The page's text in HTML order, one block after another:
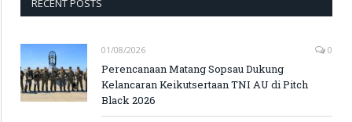
RECENT POSTS
01/08/2026 0
Perencanaan Matang Sopsau Dukung
Kelancaran Keikutsertaan TNI AU di Pitch
Black 2026